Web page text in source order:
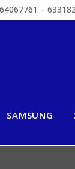
–
SAMSUNG